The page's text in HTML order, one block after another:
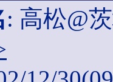
: 高松@